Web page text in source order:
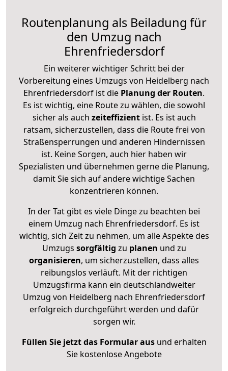
Routenplanung als Beiladung für
den Umzug nach
Ehrenfriedersdorf
Ein weiterer wichtiger Schritt bei der
Vorbereitung eines Umzugs von Heidelberg nach
Ehrenfriedersdorf ist die Planung der Routen.
Es ist wichtig, eine Route zu wählen, die sowohl
sicher als auch zeiteffizientist. Es ist auch
ratsam, sicherzustellen, dass die Route frei von
Straßensperrungen und anderen Hindernissen
ist. Keine Sorgen, auch hier haben wir
Spezialisten und übernehmen gerne die Planung,
damit Sie sich auf andere wichtige Sachen
konzentrieren können.
In der Tat gibt es viele Dinge zu beachten bei
einem Umzug nach Ehrenfriedersdorf. Es ist
wichtig, sich Zeit zu nehmen, um alle Aspekte des
Umzugs sorgfältig zu planen und zu
organisieren, um sicherzustellen, dass alles
reibungslos verläuft. Mit der richtigen
Umzugsfirma kann ein deutschlandweiter
Umzug von Heidelberg nach Ehrenfriedersdorf
erfolgreich durchgeführt werden und dafür
sorgen wir.
Füllen Sie jetzt das Formular ausund erhalten
Sie kostenlose Angebote